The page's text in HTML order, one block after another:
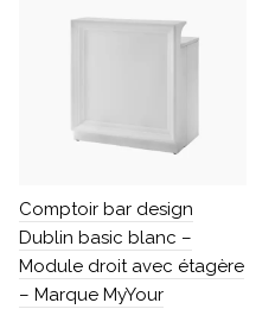
Comptoir bar design
Dublin basic blanc –
Module droit avec étagère
– Marque MyYour